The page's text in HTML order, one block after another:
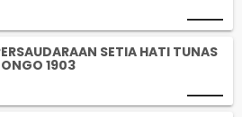
SETIA HATI TUNAS
1903